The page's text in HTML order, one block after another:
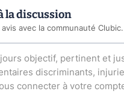
la discussion
avec la communauté Clubic.